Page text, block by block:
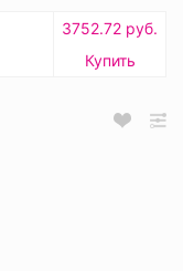
3752.72 руб.
Купить